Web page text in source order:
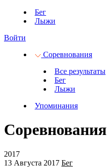
Бег
Лыжи
Войти
Соревнования
Все результаты
Бег
Лыжи
Упоминания
Соревнования
2017
13 Августа 2017 Бег